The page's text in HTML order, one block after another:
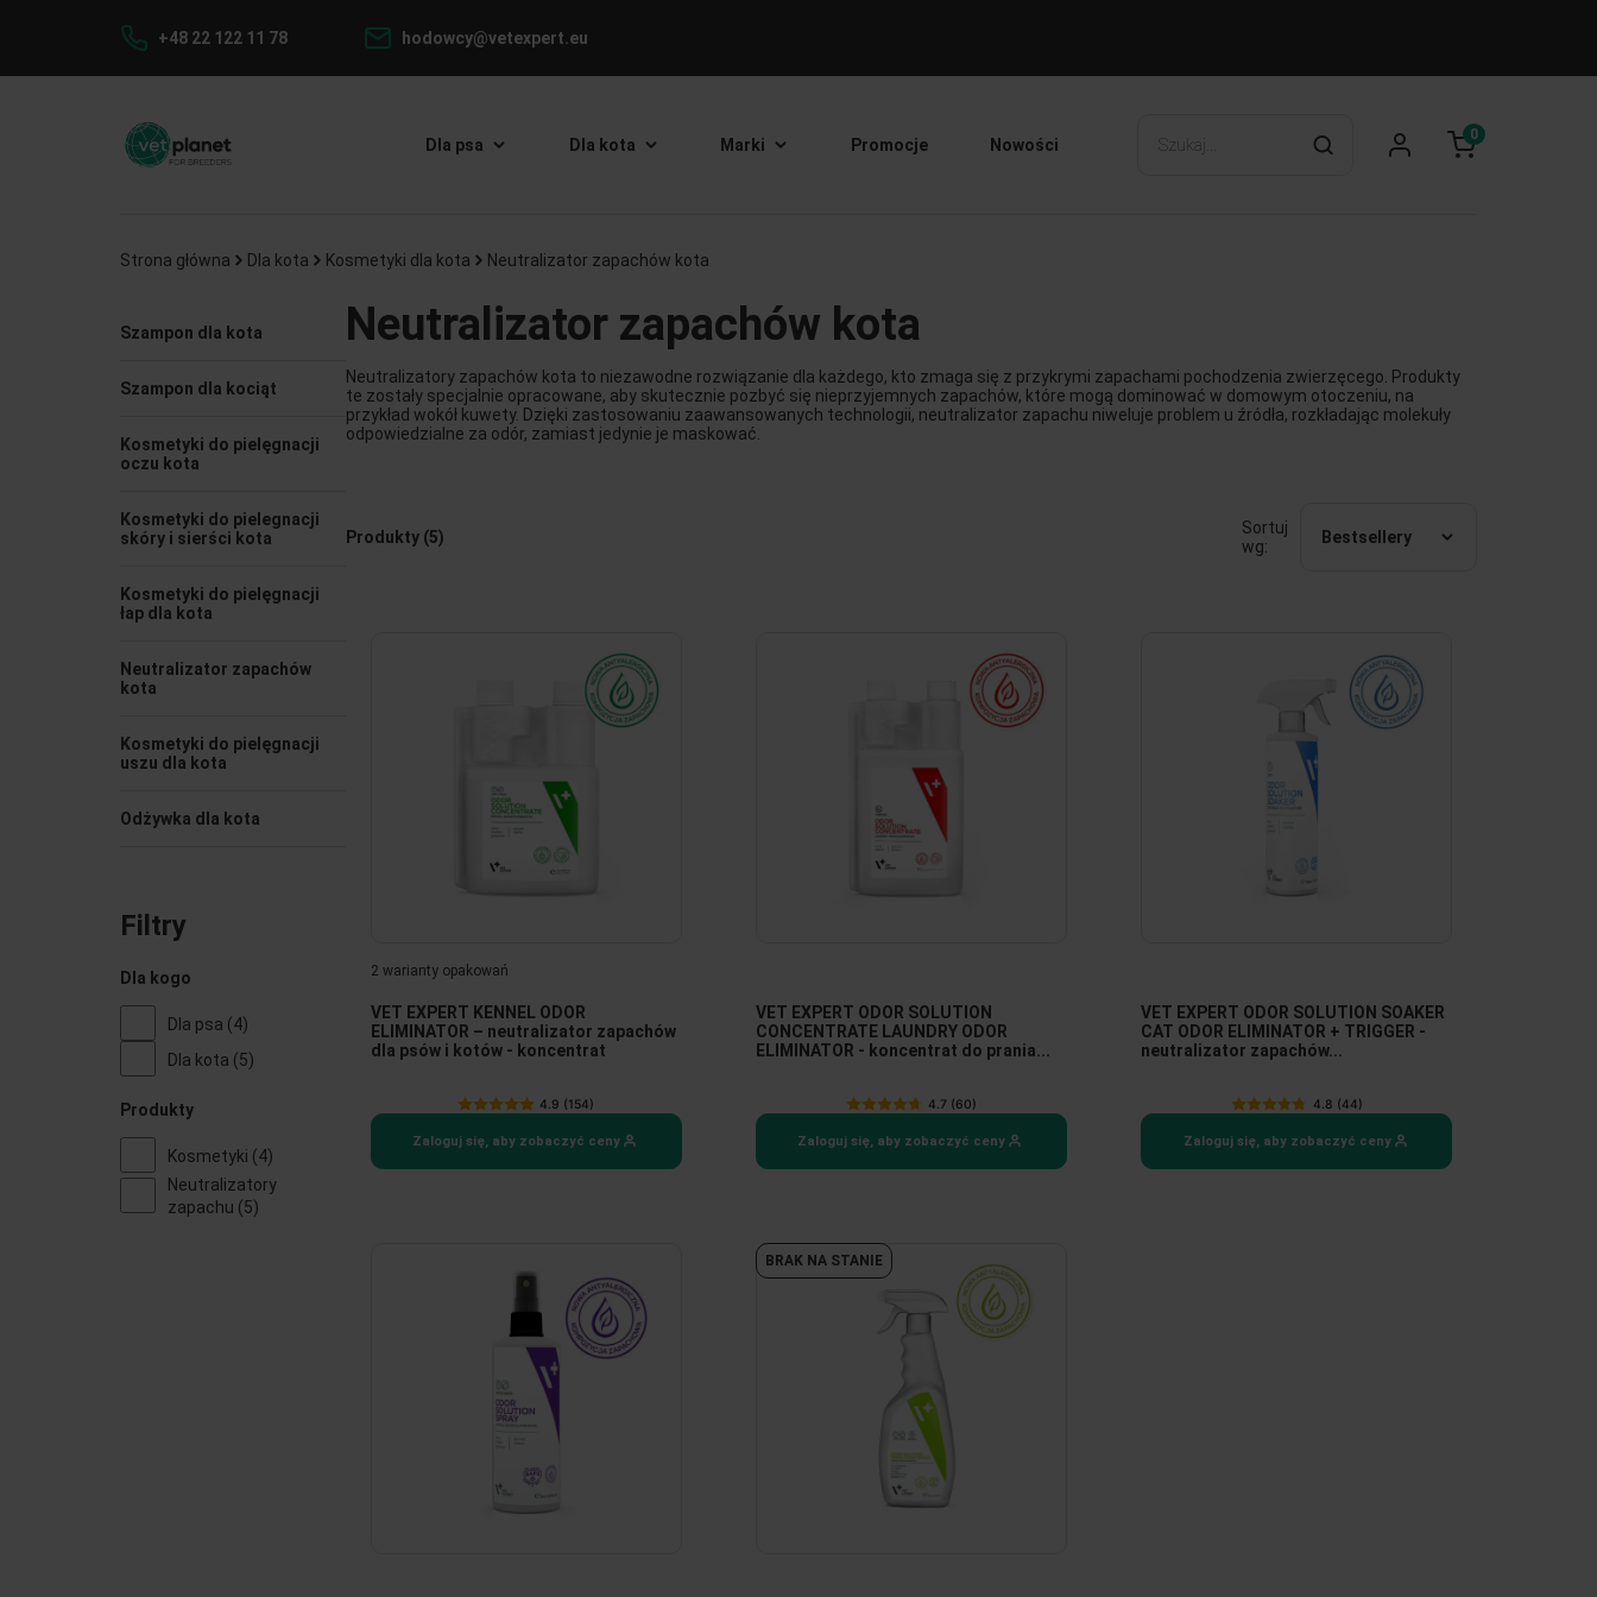
+48 22 122 11 78 hodowcy@vetexpert.eu
Dla psa Dla kota Marki Promocje Nowości
0
Strona główna Dla kota Kosmetyki dla kota Neutralizator zapachów kota
Szampon dla kota
Szampon dla kociąt
Kosmetyki do pielęgnacji
oczu kota
Kosmetyki do pielegnacji
skóry i sierści kota
Kosmetyki do pielęgnacji
łap dla kota
Neutralizator zapachów
kota
Kosmetyki do pielęgnacji
uszu dla kota
Odżywka dla kota
Filtry
Dla kogo
Dla psa (4)
Dla kota (5)
Produkty
Kosmetyki (4)
Neutralizatory
zapachu (5)
Neutralizator zapachów kota
Neutralizatory zapachów kota to niezawodne rozwiązanie dla każdego, kto zmaga się z przykrymi zapachami pochodzenia zwierzęcego. Produkty
te zostały specjalnie opracowane, aby skutecznie pozbyć się nieprzyjemnych zapachów, które mogą dominować w domowym otoczeniu, na
przykład wokół kuwety. Dzięki zastosowaniu zaawansowanych technologii, neutralizator zapachu niweluje problem u źródła, rozkładając molekuły
odpowiedzialne za odór, zamiast jedynie je maskować.
Produkty(5)
Sortuj
wg:
Bestsellery
2 warianty opakowań
VET EXPERT KENNEL ODOR
ELIMINATOR – neutralizator zapachów
dla psów i kotów - koncentrat
4.9 (154)
Zaloguj się, aby zobaczyć ceny
VET EXPERT ODOR SOLUTION
CONCENTRATE LAUNDRY ODOR
ELIMINATOR - koncentrat do prania...
4.7 (60)
Zaloguj się, aby zobaczyć ceny
VET EXPERT ODOR SOLUTION SOAKER
CAT ODOR ELIMINATOR + TRIGGER -
neutralizator zapachów...
4.8 (44)
Zaloguj się, aby zobaczyć ceny
BRAK NA STANIE